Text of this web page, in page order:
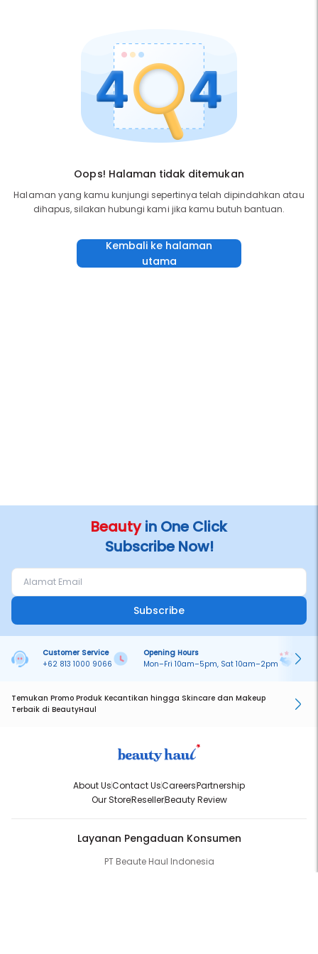
Oops! Halaman tidak ditemukan
Halaman yang kamu kunjungi sepertinya telah dipindahkan atau
dihapus, silakan hubungi kami jika kamu butuh bantuan.
Kembali ke halaman
utama
Beautyin One Click
Subscribe Now!
Subscribe
Customer Service
+62 813 1000 9066
Opening Hours
Mon–Fri 10am–5pm, Sat 10am–2pm
Temukan Promo Produk Kecantikan hingga Skincare dan Makeup
Terbaik di BeautyHaul
About UsContact UsCareersPartnership
Our StoreResellerBeauty Review
Layanan Pengaduan Konsumen
PT Beaute Haul Indonesia